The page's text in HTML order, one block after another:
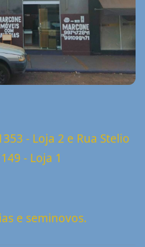
- Loja 2 e Rua Stelio
- Loja 1
e seminovos.